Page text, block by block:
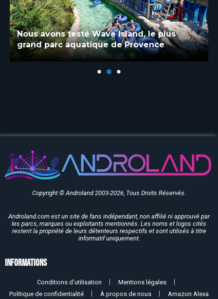
Nous avons testé Wave Island, le plus
grand parc aquatique de Provence
Copyright © Androland 2003-2026, Tous Droits Réservés.
Androland.com est un site de fans indépendant, non affilié ni approuvé par
les parcs, marques ou exploitants mentionnés. Les noms et logos cités
restent la propriété de leurs détenteurs respectifs et sont utilisés à titre
informatif uniquement.
Informations
Conditions d’utilisation
Mentions légales
Politique de confidentialité
À propos de nous Amazon Alexa